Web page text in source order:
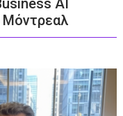
AI
Μόντρεαλ